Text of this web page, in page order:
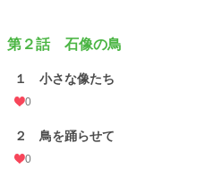
初回公開日時 2023.07.07 13:30
初回完結日時 2023.08.30 16:01
第２話 石像の鳥
１ 小さな像たち
0
２ 鳥を踊らせて
0